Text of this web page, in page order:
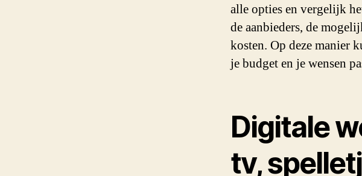
alle opties en vergelijk
de aanbieders, de
kosten. Op deze manier
je budget en je wensen
Digitale
tv,